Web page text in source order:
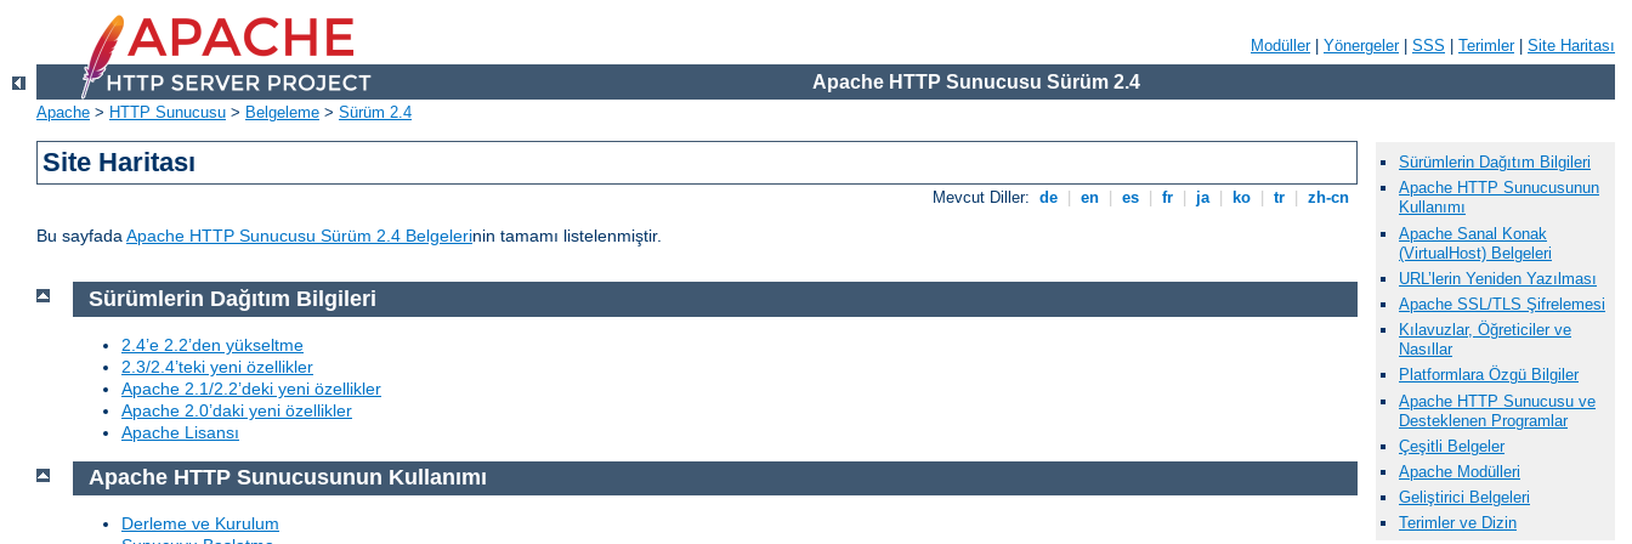
Modüller| Yönergeler| SSS Terimler| Site Haritası
Apache HTTP Sunucusu Sürüm 2.4
Apache > HTTP Sunucusu > Belgeleme > Sürüm 2.4
Site Haritası
Mevcut Diller: de en es fr ja ko tr zh-cn
Bu sayfadaApache HTTP Sunucusu Sürüm 2.4 Belgelerinin tamamı listelenmiştir.
Sürümlerin Dağıtım Bilgileri
Apache HTTP Sunucusunun
Kullanımı
Apache Sanal Konak
(VirtualHost) Belgeleri
URL’lerin Yeniden Yazılması
Apache SSL/TLS Şifrelemesi
Kılavuzlar, Öğreticiler ve
Nasıllar
Platformlara Özgü Bilgiler
Apache HTTP Sunucusu ve
Desteklenen Programlar
Çeşitli Belgeler
Apache Modülleri
Geliştirici Belgeleri
Terimler ve Dizin
Sürümlerin Dağıtım Bilgileri
2.4’e 2.2’den yükseltme
2.3/2.4’teki yeni özellikler
Apache 2.1/2.2’deki yeni özellikler
Apache 2.0’daki yeni özellikler
Apache Lisansı
Apache HTTP Sunucusunun Kullanımı
Derleme ve Kurulum